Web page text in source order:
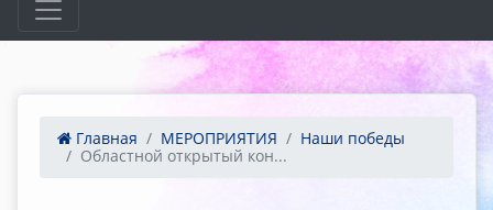
Главная МЕРОПРИЯТИЯ
Наши победы
Областной открытый кон...